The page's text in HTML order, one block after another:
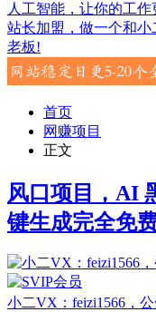
人工智能，让你的工作
站长加盟，做一个和
老板!
首页
网赚项目
正文
风口项目，AI
键生成完全免
小二VX：feizi1566，